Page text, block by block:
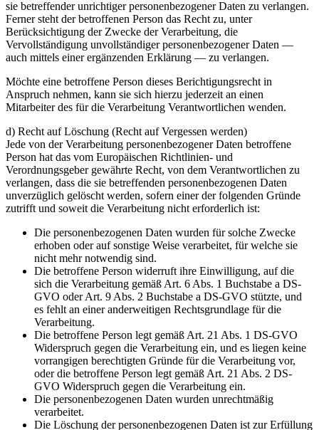
sie betreffender unrichtiger personenbezogener Daten zu verlangen.
Ferner steht der betroffenen Person das Recht zu, unter
Berücksichtigung der Zwecke der Verarbeitung, die
Vervollständigung unvollständiger personenbezogener Daten —
auch mittels einer ergänzenden Erklärung — zu verlangen.
Möchte eine betroffene Person dieses Berichtigungsrecht in
Anspruch nehmen, kann sie sich hierzu jederzeit an einen
Mitarbeiter des für die Verarbeitung Verantwortlichen wenden.
d) Recht auf Löschung (Recht auf Vergessen werden)
Jede von der Verarbeitung personenbezogener Daten betroffene
Person hat das vom Europäischen Richtlinien- und
Verordnungsgeber gewährte Recht, von dem Verantwortlichen zu
verlangen, dass die sie betreffenden personenbezogenen Daten
unverzüglich gelöscht werden, sofern einer der folgenden Gründe
zutrifft und soweit die Verarbeitung nicht erforderlich ist:
Die personenbezogenen Daten wurden für solche Zwecke
erhoben oder auf sonstige Weise verarbeitet, für welche sie
nicht mehr notwendig sind.
Die betroffene Person widerruft ihre Einwilligung, auf die
sich die Verarbeitung gemäß Art. 6 Abs. 1 Buchstabe a DS-
GVO oder Art. 9 Abs. 2 Buchstabe a DS-GVO stützte, und
es fehlt an einer anderweitigen Rechtsgrundlage für die
Verarbeitung.
Die betroffene Person legt gemäß Art. 21 Abs. 1 DS-GVO
Widerspruch gegen die Verarbeitung ein, und es liegen keine
vorrangigen berechtigten Gründe für die Verarbeitung vor,
oder die betroffene Person legt gemäß Art. 21 Abs. 2 DS-
GVO Widerspruch gegen die Verarbeitung ein.
Die personenbezogenen Daten wurden unrechtmäßig
verarbeitet.
Die Löschung der personenbezogenen Daten ist zur Erfüllung